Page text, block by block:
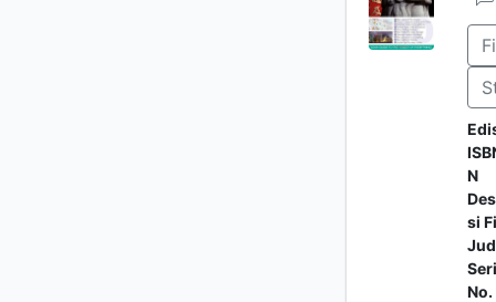
N
si
No.